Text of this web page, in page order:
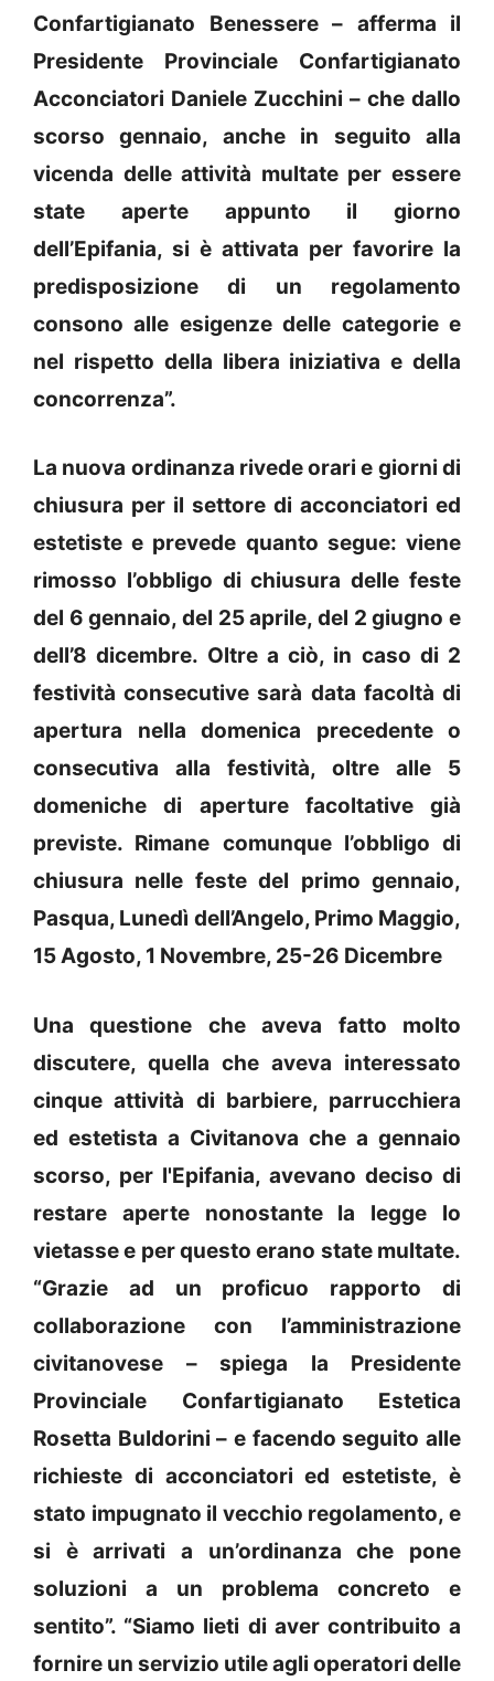
Confartigianato Benessere – afferma il
Presidente Provinciale Confartigianato
Acconciatori Daniele Zucchini – che dallo
scorso gennaio, anche in seguito alla
vicenda delle attività multate per essere
state aperte appunto il giorno
dell’Epifania, si è attivata per favorire la
predisposizione di un regolamento
consono alle esigenze delle categorie e
nel rispetto della libera iniziativa e della
concorrenza”.
La nuova ordinanza rivede orari e giorni di
chiusura per il settore di acconciatori ed
estetiste e prevede quanto segue: viene
rimosso l’obbligo di chiusura delle feste
del 6 gennaio, del 25 aprile, del 2 giugno e
dell’8 dicembre. Oltre a ciò, in caso di 2
festività consecutive sarà data facoltà di
apertura nella domenica precedente o
consecutiva alla festività, oltre alle 5
domeniche di aperture facoltative già
previste. Rimane comunque l’obbligo di
chiusura nelle feste del primo gennaio,
Pasqua, Lunedì dell’Angelo, Primo Maggio,
15 Agosto, 1 Novembre, 25-26 Dicembre
Una questione che aveva fatto molto
discutere, quella che aveva interessato
cinque attività di barbiere, parrucchiera
ed estetista a Civitanova che a gennaio
scorso, per l'Epifania, avevano deciso di
restare aperte nonostante la legge lo
vietasse e per questo erano state multate.
“Grazie ad un proficuo rapporto di
collaborazione con l’amministrazione
civitanovese – spiega la Presidente
Provinciale Confartigianato Estetica
Rosetta Buldorini – e facendo seguito alle
richieste di acconciatori ed estetiste, è
stato impugnato il vecchio regolamento, e
si è arrivati a un’ordinanza che pone
soluzioni a un problema concreto e
sentito”. “Siamo lieti di aver contribuito a
fornire un servizio utile agli operatori delle